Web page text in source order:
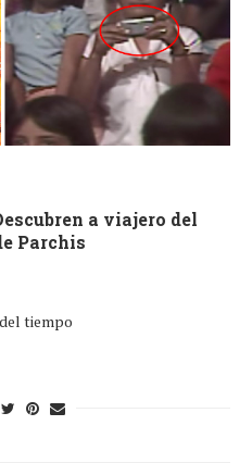
a viajero del
Parchis
tiempo